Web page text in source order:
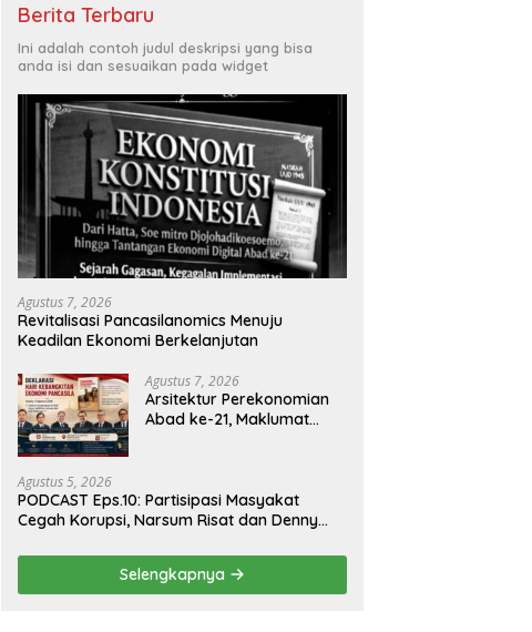
Berita Terbaru
Ini adalah contoh judul deskripsi yang bisa
anda isi dan sesuaikan pada widget
Agustus 7, 2026
Revitalisasi Pancasilanomics Menuju
Keadilan Ekonomi Berkelanjutan
Agustus 7, 2026
Arsitektur Perekonomian
Abad ke-21, Maklumat
Agustus 5, 2026
PODCAST Eps.10: Partisipasi Masyakat
Cegah Korupsi, Narsum Risat dan Denny
Selengkapnya